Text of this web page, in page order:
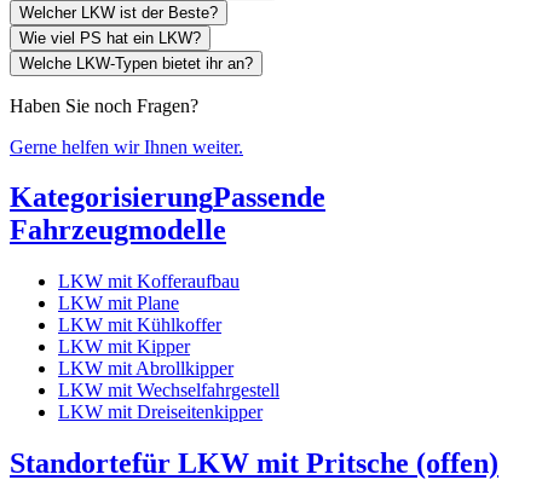
Welcher LKW ist der Beste?
Wie viel PS hat ein LKW?
Welche LKW-Typen bietet ihr an?
Haben Sie noch Fragen?
Gerne helfen wir Ihnen weiter.
KategorisierungPassende
Fahrzeugmodelle
LKW mit Kofferaufbau
LKW mit Plane
LKW mit Kühlkoffer
LKW mit Kipper
LKW mit Abrollkipper
LKW mit Wechselfahrgestell
LKW mit Dreiseitenkipper
Standortefür LKW mit Pritsche (offen)